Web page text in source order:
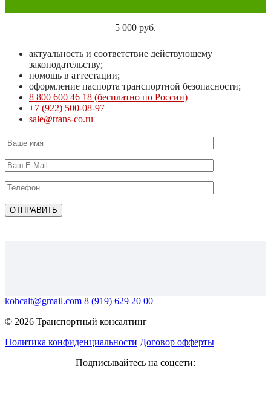
5 000 руб.
актуальность и соответствие действующему
законодательству;
помощь в аттестации;
оформление паспорта транспортной безопасности;
8 800 600 46 18 (бесплатно по России)
+7 (922) 500-08-97
sale@trans-co.ru
kohcalt@gmail.com 8 (919) 629 20 00
© 2026 Транспортный консалтинг
Политика конфиденциальности Договор офферты
Подписывайтесь на соцсети: